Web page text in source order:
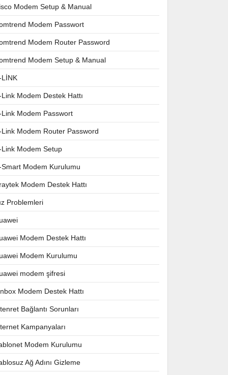
Modem Setup & Manual
Modem Passwort
Modem Router Password
Modem Setup & Manual
LİNK
Link Modem Destek Hattı
Link Modem Passwort
Link Modem Router Password
Link Modem Setup
Smart Modem Kurulumu
Modem Destek Hattı
Problemleri
Modem Destek Hattı
Modem Kurulumu
modem şifresi
Modem Destek Hattı
Bağlantı Sorunları
Kampanyaları
Modem Kurulumu
Ağ Adını Gizleme